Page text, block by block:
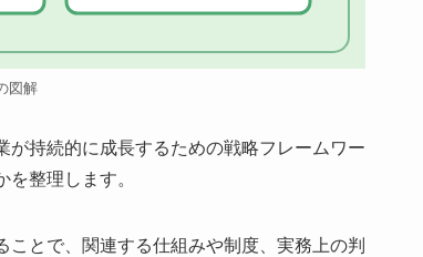
図解
持続的に成長するための戦略フレームワー
整理します。
とで、関連する仕組みや制度、実務上の判